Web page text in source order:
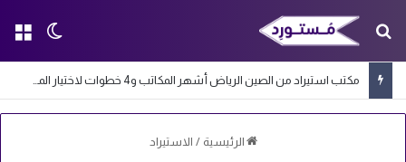
الوضع بحث عن
مكتب استيراد من الصين الرياض أشهر المكاتب و4 خطوات لاختيار المكتب المناسب
الرئيسية / الاستيراد